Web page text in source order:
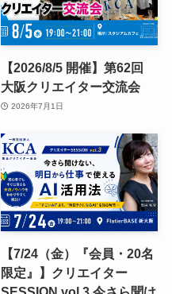
【2026/8/5 開催】第62回
大阪クリエイター交流会
2026年7月1日
【7/24（金）『会員・20名
限定』】クリエイター